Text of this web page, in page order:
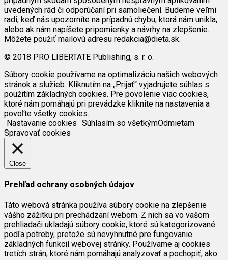
uvedených rád či odporúčaní pri samoliečení. Budeme veľmi
radi, keď nás upozorníte na prípadnú chybu, ktorá nám unikla,
alebo ak nám napíšete pripomienky a návrhy na zlepšenie.
Môžete použiť mailovú adresu redakcia@dieta.sk.
© 2018 PRO LIBERTATE Publishing, s. r. o.
Súbory cookie používame na optimalizáciu našich webových
stránok a služieb. Kliknutím na „Prijať“ vyjadrujete súhlas s
použitím základných cookies. Pre povolenie viac cookies,
ktoré nám pomáhajú pri prevádzke kliknite na nastavenia a
povoľte všetky cookies.
Nastavanie cookies Súhlasím so všetkýmOdmietam
Spravovať cookies
Close
Prehľad ochrany osobných údajov
Táto webová stránka používa súbory cookie na zlepšenie
vášho zážitku pri prechádzaní webom. Z nich sa vo vašom
prehliadači ukladajú súbory cookie, ktoré sú kategorizované
podľa potreby, pretože sú nevyhnutné pre fungovanie
základných funkcií webovej stránky. Používame aj cookies
tretích strán, ktoré nám pomáhajú analyzovať a pochopiť, ako